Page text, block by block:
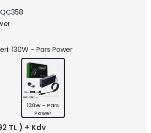
130W - Pars Power
130W - Pars
Power
TL ) + Kdv